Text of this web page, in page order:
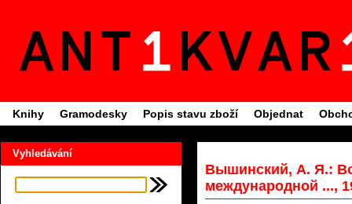
Knihy Gramodesky Popis stavu zboží Objednat
Vyhledávání
Вышинский, А. Я.:
международной ...,